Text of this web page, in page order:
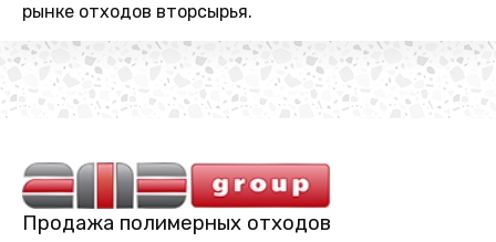
рынке отходов вторсырья.
Продажа полимерных отходов